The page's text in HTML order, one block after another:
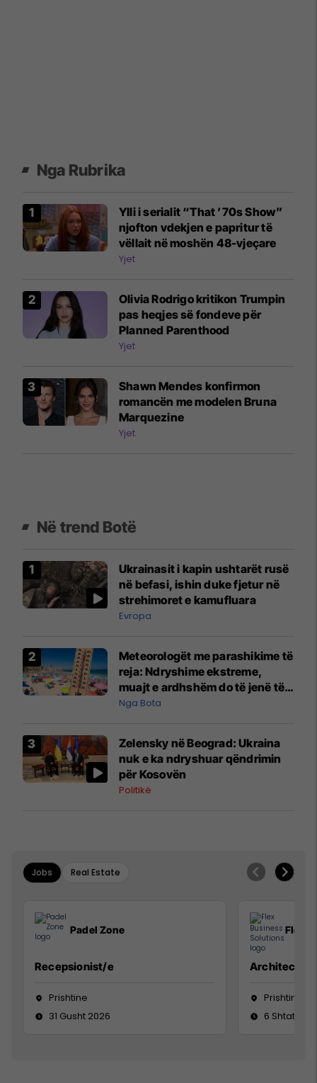
Nga Rubrika
Ylli i serialit “That ’70s Show”
njofton vdekjen e papritur të
vëllait në moshën 48-vjeçare
Yjet
Olivia Rodrigo kritikon Trumpin
pas heqjes së fondeve për
Planned Parenthood
Yjet
Shawn Mendes konfirmon
romancën me modelen Bruna
Marquezine
Yjet
Në trend Botë
Ukrainasit i kapin ushtarët rusë
në befasi, ishin duke fjetur në
strehimoret e kamufluara
Evropa
Meteorologët me parashikime të
reja: Ndryshime ekstreme,
muajt e ardhshëm do të jenë të
pazakontë
Nga Bota
Zelensky në Beograd: Ukraina
nuk e ka ndryshuar qëndrimin
për Kosovën
Politikë
Jobs Real Estate
Padel Zone
Recepsionist/e
Prishtine
31 Gusht 2026
Flex
Architect
Prishtinë
6 Shtator